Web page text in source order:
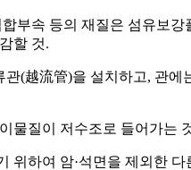
부속 등의 재질은 섬유보
할 것.
(越流管)을 설치하고, 관
물질이 저수조로 들어가는
위하여 암·석면을 제외한